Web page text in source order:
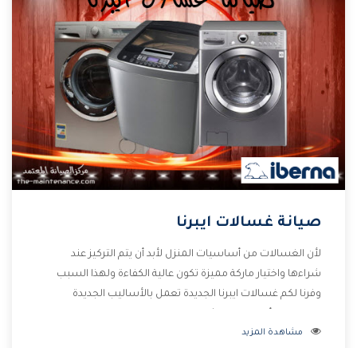
صيانة غسالات ايبرنا
لأن الغسالات من أساسيات المنزل لأبد أن يتم التركيز عند
شراءها واختيار ماركة مميزة تكون عالية الكفاءة ولهذا السبب
وفرنا لكم غسالات ايبرنا الجديدة تعمل بالأساليب الجديدة
بشراء المنتج وتقدم لنا الشركة أفضل الاسعار المناسبة للعملاء
مشاهدة المزيد